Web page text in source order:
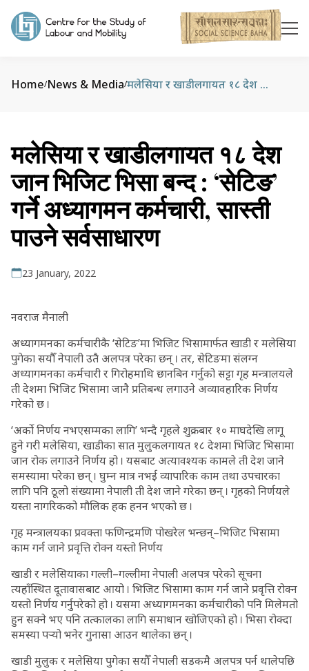
Home/News & Media/ मलेसिया र खाडीलगायत १८ देश जान भिजिट भिसा बन्द : ‘सेटिङ’ गर्ने अध्यागमन कर्मचारी, सास्ती पाउने सर्वसाधारण
मलेसिया र खाडीलगायत १८ देश
जान भिजिट भिसा बन्द : ‘सेटिङ’
गर्ने अध्यागमन कर्मचारी, सास्ती
पाउने सर्वसाधारण
23 January, 2022
नवराज मैनाली
अध्यागमनका कर्मचारीकै ‘सेटिङ’मा भिजिट भिसामार्फत खाडी र मलेसिया
पुगेका सयौँ नेपाली उतै अलपत्र परेका छन् । तर, सेटिङमा संलग्न
अध्यागमनका कर्मचारी र गिरोहमाथि छानबिन गर्नुको सट्टा गृह मन्त्रालयले
ती देशमा भिजिट भिसामा जानै प्रतिबन्ध लगाउने अव्यावहारिक निर्णय
गरेको छ ।
‘अर्काे निर्णय नभएसम्मका लागि’ भन्दै गृहले शुक्रबार १० माघदेखि लागू
हुने गरी मलेसिया, खाडीका सात मुलुकलगायत १८ देशमा भिजिट भिसामा
जान रोक लगाउने निर्णय हो । यसबाट अत्यावश्यक कामले ती देश जाने
समस्यामा परेका छन् । घुम्न मात्र नभई व्यापारिक काम तथा उपचारका
लागि पनि ठूलो संख्यामा नेपाली ती देश जाने गरेका छन् । गृहको निर्णयले
यस्ता नागरिकको मौलिक हक हनन भएको छ ।
गृह मन्त्रालयका प्रवक्ता फणिन्द्रमणि पोखरेल भन्छन्–भिजिट भिसामा
काम गर्न जाने प्रवृत्ति रोक्न यस्तो निर्णय
खाडी र मलेसियाका गल्ली–गल्लीमा नेपाली अलपत्र परेको सूचना
त्यहाँस्थित दूतावासबाट आयो । भिजिट भिसामा काम गर्न जाने प्रवृत्ति रोक्न
यस्तो निर्णय गर्नुपरेको हो । यसमा अध्यागमनका कर्मचारीको पनि मिलेमतो
हुन सक्ने भए पनि तत्कालका लागि समाधान खोजिएको हो । भिसा रोक्दा
समस्या पर्‍यो भनेर गुनासा आउन थालेका छन् ।
खाडी मुलुक र मलेसिया पुगेका सयौँ नेपाली सडकमै अलपत्र पर्न थालेपछि